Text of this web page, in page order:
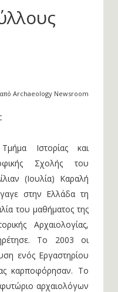
από Archaeology Newsroom
Ιστορίας και
Σχολής του
(Ιουλία) Καραλή
στην Ελλάδα τη
του μαθήματος της
Αρχαιολογίας,
Το 2003 οι
ενός Εργαστηρίου
καρποφόρησαν. Το
αρχαιολόγων